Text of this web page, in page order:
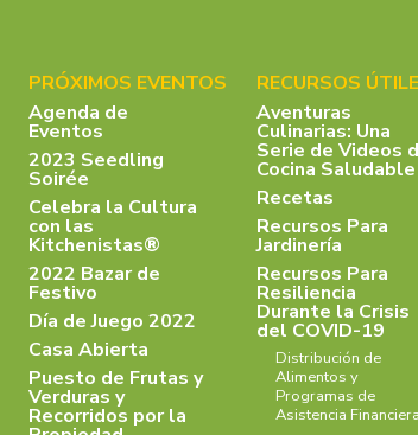
PRÓXIMOS EVENTOS
Agenda de
Eventos
2023 Seedling
Soirée
Celebra la Cultura
con las
Kitchenistas®
2022 Bazar de
Festivo
Día de Juego 2022
Casa Abierta
Puesto de Frutas y
Verduras y
Recorridos por la
RECURSOS
Aventuras
Culinarias: Una
Serie de Videos
Cocina Saludable
Recetas
Recursos Para
Jardinería
Recursos Para
Resiliencia
Durante la Crisis
del COVID-19
Distribución de
Alimentos y
Programas de
Asistencia Financiera